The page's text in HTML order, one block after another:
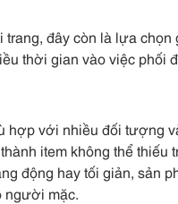
trang, đây còn là lựa
thời gian vào việc phối
hợp với nhiều đối tượng
item không thể
động hay tối giản, sản
người mặc.